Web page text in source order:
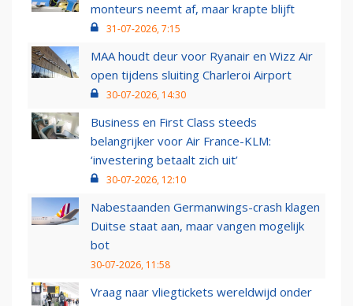
monteurs neemt af, maar krapte blijft
31-07-2026, 7:15
MAA houdt deur voor Ryanair en Wizz Air
open tijdens sluiting Charleroi Airport
30-07-2026, 14:30
Business en First Class steeds
belangrijker voor Air France-KLM:
‘investering betaalt zich uit’
30-07-2026, 12:10
Nabestaanden Germanwings-crash klagen
Duitse staat aan, maar vangen mogelijk
bot
30-07-2026, 11:58
Vraag naar vliegtickets wereldwijd onder